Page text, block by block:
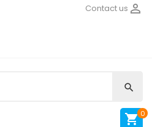

Contact us

 0